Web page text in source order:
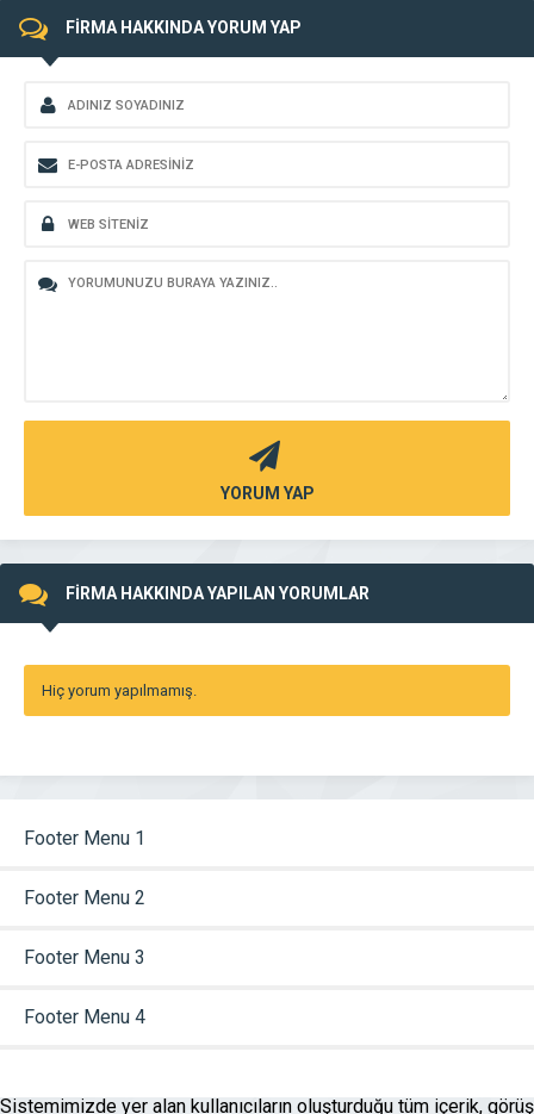
FİRMA HAKKINDA YORUM YAP
YORUM YAP
FİRMA HAKKINDA YAPILAN YORUMLAR
Hiç yorum yapılmamış.
Footer Menu 1
Footer Menu 2
Footer Menu 3
Footer Menu 4
Sistemimizde yer alan kullanıcıların oluşturduğu tüm içerik, görüş